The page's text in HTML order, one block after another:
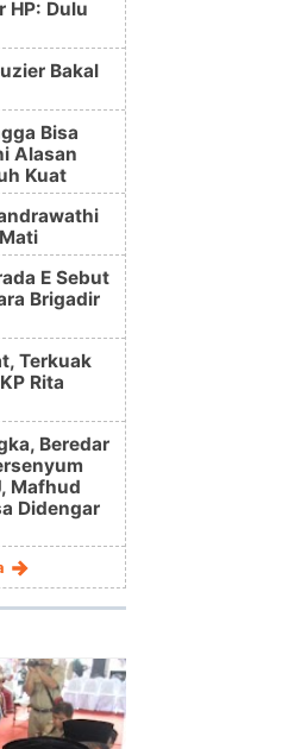
HP: Dulu
Bakal
Bisa
Alasan
Kuat
E Sebut
Brigadir
Terkuak
Rita
Beredar
Mafhud
Didengar